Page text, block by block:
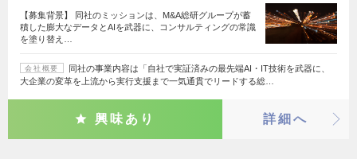
【募集背景】 同社のミッションは、M&A総研グループが蓄
積した膨大なデータとAIを武器に、コンサルティングの常識
を塗り替え…
会社概要
同社の事業内容は「自社で実証済みの最先端AI・IT技術を武器に、
大企業の変革を上流から実行支援まで一気通貫でリードする総…
興味あり 詳細へ